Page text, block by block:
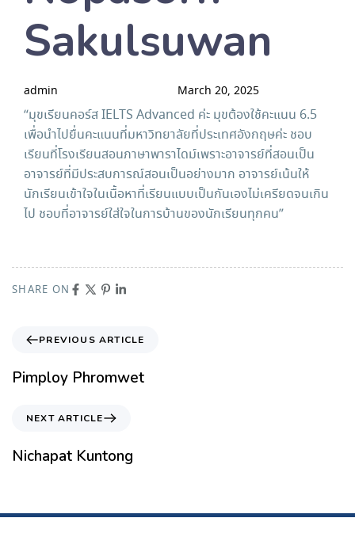
Sakulsuwan
admin March 20, 2025
“มุขเรียนคอร์ส IELTS Advanced ค่ะ มุขต้องใช้คะแนน 6.5
เพื่อนำไปยื่นคะแนนที่มหาวิทยาลัยที่ประเทศอังกฤษค่ะ ชอบ
เรียนที่โรงเรียนสอนภาษาพาราไดม์เพราะอาจารย์ที่สอนเป็น
อาจารย์ที่มีประสบการณ์สอนเป็นอย่างมาก อาจารย์เน้นให้
นักเรียนเข้าใจในเนื้อหาที่เรียนแบบเป็นกันเองไม่เครียดจนเกิน
ไป ชอบที่อาจารย์ใส่ใจในการบ้านของนักเรียนทุกคน”
SHARE ON
PREVIOUS ARTICLE
Pimploy Phromwet
NEXT ARTICLE
Nichapat Kuntong